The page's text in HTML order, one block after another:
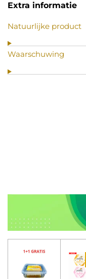
Extra informatie
Natuurlijke product
Waarschuwing